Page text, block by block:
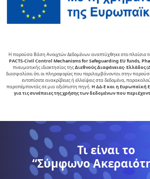
Η παρούσα Βάση Ανοιχτών Δεδομένων αναπτύχθηκε στο πλαίσιο
PACTS-Civil Control Mechanisms for Safeguarding EU funds,
πνευµατικής ιδιοκτησίας της∆ιεθνούς ∆ιαφάνειας- Ελλάδος
διασφαλίσει ότι οι πληροφορίες που περιλαμβάνονται στην
εντοπίσετε ανακρίβειες ή ελλείψεις στα δεδομένα,
παραπέμποντάς σε μια αξιόπιστη πηγή.Η ΔΔ-Ε και η Ευρωπαϊκή
για τις συνέπειες της χρήσης των δεδομένων που
Τι είναι το
“Σύμφωνο